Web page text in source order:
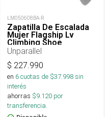
LM050608BA-R
Zapatilla De Escalada
Mujer Flagship Lv
Climbing Shoe
Unparallel
$ 227.990
en 6cuotas de $37.998sin
interés
ahorras $9.120 por
transferencia.